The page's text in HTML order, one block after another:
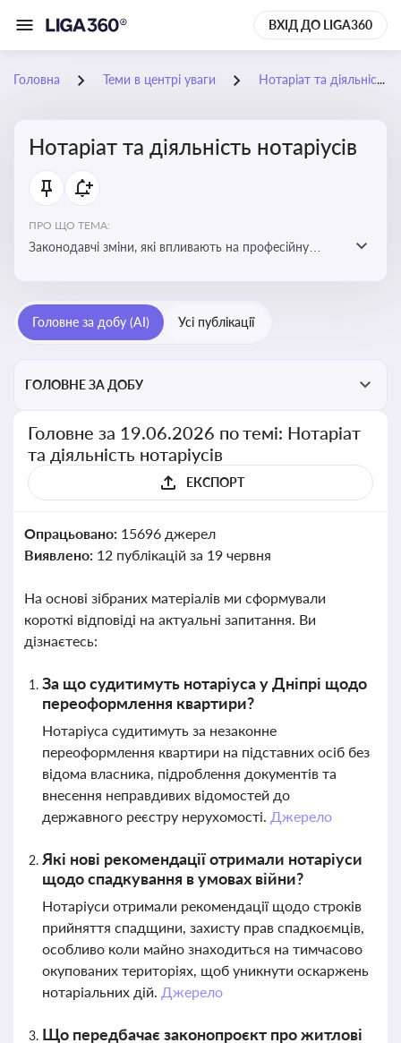
ВХІД ДО LIGA360
Головна Теми в центрі уваги Нотаріат та діяльність нотаріусів
Нотаріат та діяльність нотаріусів
ПРО ЩО ТЕМА:
Законодавчі зміни, які впливають на професійну
Головне за добу (AI) Усі публікації
ГОЛОВНЕ ЗА ДОБУ
Головне за 19.06.2026 по темі: Нотаріат
та діяльність нотаріусів
ЕКСПОРТ
Опрацьовано: 15696 джерел
Виявлено: 12 публікацій за 19 червня
На основі зібраних матеріалів ми сформували
короткі відповіді на актуальні запитання. Ви
дізнаєтесь:
За що судитимуть нотаріуса у Дніпрі щодо
переоформлення квартири?
Нотаріуса судитимуть за незаконне
переоформлення квартири на підставних осіб без
відома власника, підроблення документів та
внесення неправдивих відомостей до
державного реєстру нерухомості. Джерело
Які нові рекомендації отримали нотаріуси
щодо спадкування в умовах війни?
Нотаріуси отримали рекомендації щодо строків
прийняття спадщини, захисту прав спадкоємців,
особливо коли майно знаходиться на тимчасово
окупованих територіях, щоб уникнути оскаржень
нотаріальних дій. Джерело
Що передбачає законопроєкт про житлові